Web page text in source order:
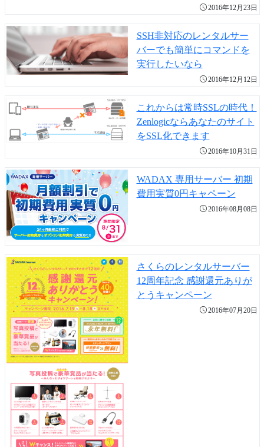
2016年12月23日
SSH非対応のレンタルサー
バーでも簡単にコマンドを
実行したいなら
2016年12月12日
これからは常時SSLの時代！
Zenlogicならあなたのサイト
をSSL化できます
2016年10月31日
WADAX 専用サーバー 初期
費用実質0円キャペーン
2016年08月08日
さくらのレンタルサーバー
12周年記念 感謝還元ありが
とうキャンペーン
2016年07月20日